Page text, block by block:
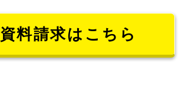
資料請求はこちら